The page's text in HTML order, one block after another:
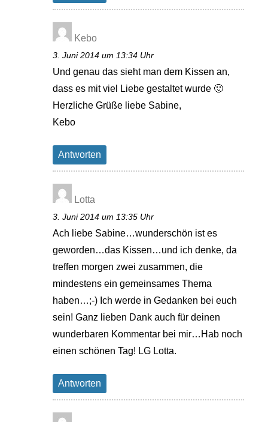
Kebo
3. Juni 2014 um 13:34 Uhr
Und genau das sieht man dem Kissen an,
dass es mit viel Liebe gestaltet wurde 🙂
Herzliche Grüße liebe Sabine,
Kebo
Antworten
Lotta
3. Juni 2014 um 13:35 Uhr
Ach liebe Sabine…wunderschön ist es
geworden…das Kissen…und ich denke, da
treffen morgen zwei zusammen, die
mindestens ein gemeinsames Thema
haben…;-) Ich werde in Gedanken bei euch
sein! Ganz lieben Dank auch für deinen
wunderbaren Kommentar bei mir…Hab noch
einen schönen Tag! LG Lotta.
Antworten